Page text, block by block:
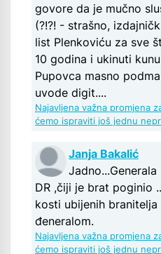
govore da je mučno
(?!?! - strašno,
list Plenkoviću za sve
10 godina i ukinuti
Pupovca masno
uvode digit....
Najavljena važna promjena
ćemo ispraviti još jednu
Janja Bakalić
DR ,čiji je brat poginio
kosti ubijenih
đeneralom.
Najavljena važna promjena
ćemo ispraviti još jednu